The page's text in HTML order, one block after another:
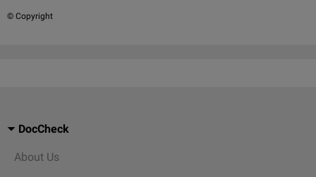
© Copyright
DocCheck
About Us